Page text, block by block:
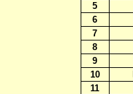
5
6
7
8
9
10
11